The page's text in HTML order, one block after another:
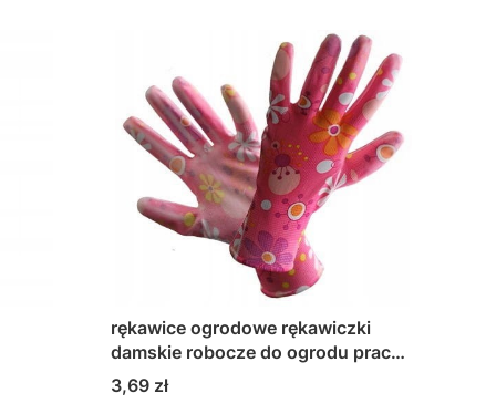
rękawice ogrodowe rękawiczki
damskie robocze do ogrodu prac
domowych s
Cena
3,69 zł